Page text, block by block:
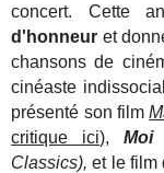
concert. Cette
d'honneur et
chansons de
cinéaste
présenté son film
critique ici), Moi
Classics),et le film